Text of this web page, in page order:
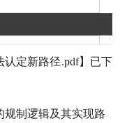
认定新路径.pdf】已下
规制逻辑及其实现路